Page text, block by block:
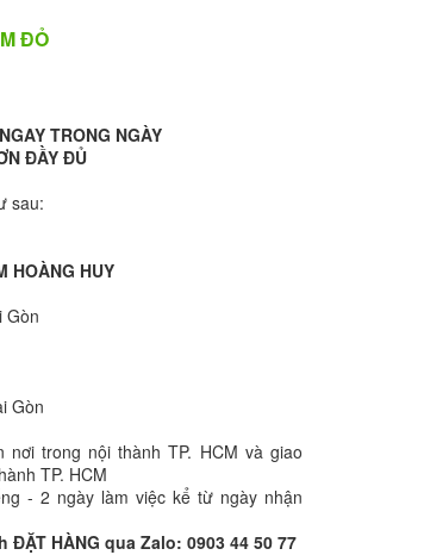
ĐỎ
TRONG NGÀY
ĐẦY ĐỦ
sau:
HOÀNG HUY
Gòn
Gòn
trong nội thành TP. HCM và giao
TP. HCM
- 2 ngày làm việc kể từ ngày nhận
HÀNG qua Zalo: 0903 44 50 77